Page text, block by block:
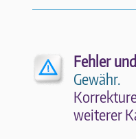
Fehler
Gewähr.
wei­te­rer